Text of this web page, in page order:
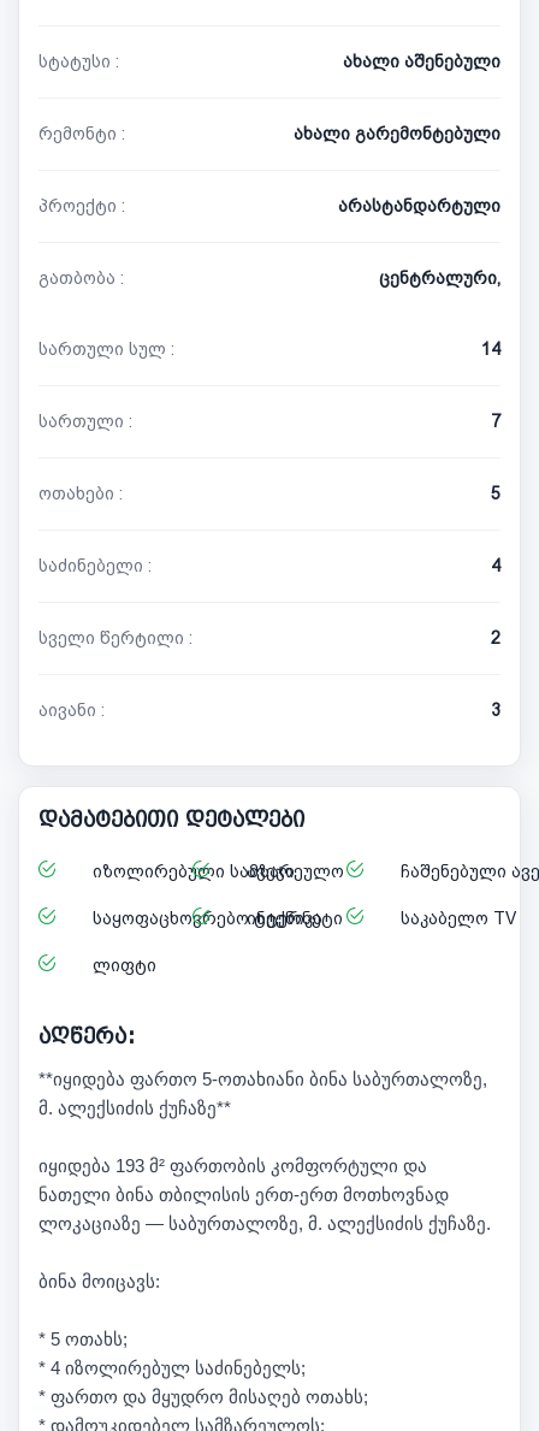
სტატუსი : ახალი აშენებული
რემონტი : ახალი გარემონტებული
პროექტი : არასტანდარტული
გათბობა : ცენტრალური,
სართული სულ : 14
სართული : 7
ოთახები : 5
საძინებელი : 4
სველი წერტილი : 2
აივანი : 3
დამატებითი დეტალები
იზოლირებული სამზარეულო
ავეჯი ჩაშენებული
საყოფაცხოვრებო ტექნიკა
ინტერნეტი საკაბელო TV
ლიფტი
აღწერა:
**იყიდება ფართო 5-ოთახიანი ბინა საბურთალოზე,
მ. ალექსიძის ქუჩაზე**
იყიდება 193 მ² ფართობის კომფორტული და
ნათელი ბინა თბილისის ერთ-ერთ მოთხოვნად
ლოკაციაზე — საბურთალოზე, მ. ალექსიძის ქუჩაზე.
ბინა მოიცავს:
* 5 ოთახს;
* 4 იზოლირებულ საძინებელს;
* ფართო და მყუდრო მისაღებ ოთახს;
* დამოუკიდებელ სამზარეულოს;